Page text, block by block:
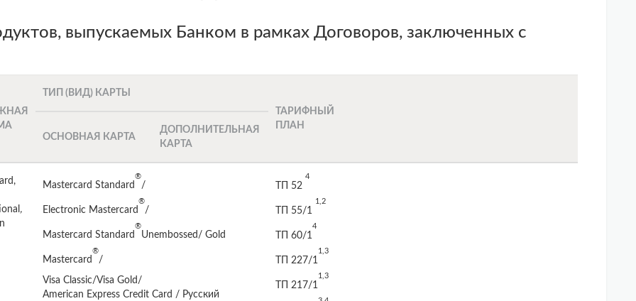
выпускаемых Банком в рамках Договоров, заключенных с
ТИП (ВИД) КАРТЫ
ТАРИФНЫЙ
ПЛАН
ОСНОВНАЯ КАРТА
ДОПОЛНИТЕЛЬНАЯ
КАРТА
,
Mastercard Standard
®
/
Electronic Mastercard
®
/
Mastercard Standard
®
Unembossed/ Gold
Mastercard
®
/
Visa Classic/Visa Gold/
American Express Credit Card / Русский
ТП 52
4
ТП 55/1
1,2
ТП 60/1
4
ТП 227/1
1,3
ТП 217/1
1,3